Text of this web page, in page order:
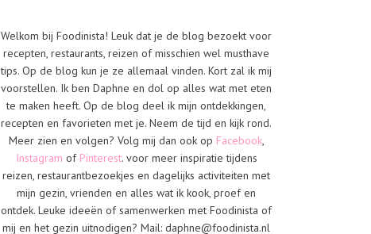
Welkom bij Foodinista! Leuk dat je de blog bezoekt voor
recepten, restaurants, reizen of misschien wel musthave
tips. Op de blog kun je ze allemaal vinden. Kort zal ik mij
voorstellen. Ik ben Daphne en dol op alles wat met eten
te maken heeft. Op de blog deel ik mijn ontdekkingen,
recepten en favorieten met je. Neem de tijd en kijk rond.
Meer zien en volgen? Volg mij dan ook op Facebook,
Instagram of Pinterest. voor meer inspiratie tijdens
reizen, restaurantbezoekjes en dagelijks activiteiten met
mijn gezin, vrienden en alles wat ik kook, proef en
ontdek. Leuke ideeën of samenwerken met Foodinista of
mij en het gezin uitnodigen? Mail: daphne@foodinista.nl